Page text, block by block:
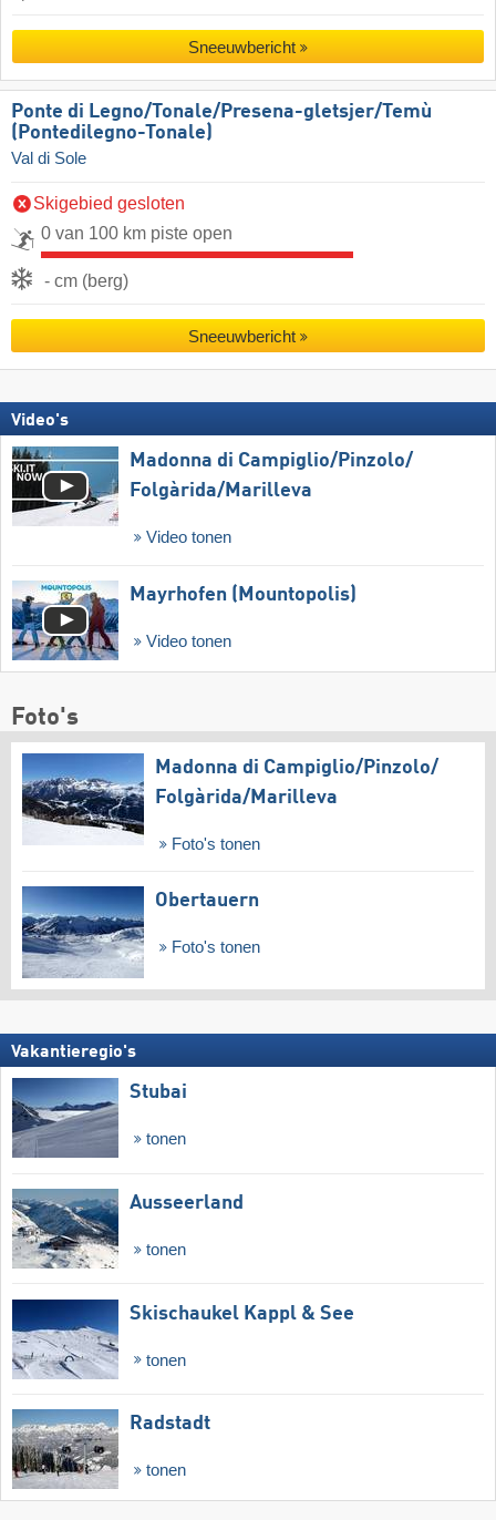
Sneeuwbericht
Ponte di Legno/​​Tonale/​​Presena-gletsjer/​​Temù
(Pontedilegno-Tonale)
Val di Sole
Skigebied gesloten
0 van 100 km piste open
- cm (berg)
Sneeuwbericht
Video's
Madonna di Campiglio/​Pinzolo/​
Folgàrida/​Marilleva
Video tonen
Mayrhofen (Mountopolis)
Video tonen
Foto's
Madonna di Campiglio/​Pinzolo/​
Folgàrida/​Marilleva
Foto's tonen
Obertauern
Foto's tonen
Vakantieregio's
Stubai
tonen
Ausseerland
tonen
Skischaukel Kappl & See
tonen
Radstadt
tonen